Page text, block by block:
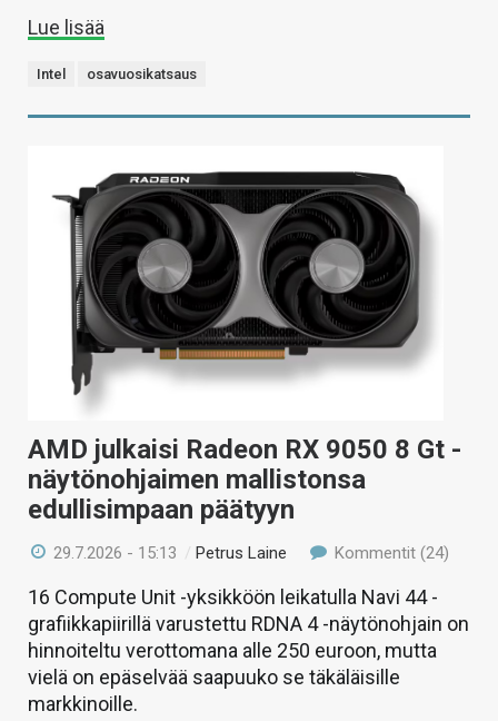
Lue lisää
Intel osavuosikatsaus
AMD julkaisi Radeon RX 9050 8 Gt -
näytönohjaimen mallistonsa
edullisimpaan päätyyn
29.7.2026 - 15:13 /Petrus Laine Kommentit (24)
16 Compute Unit -yksikköön leikatulla Navi 44 -
grafiikkapiirillä varustettu RDNA 4 -näytönohjain on
hinnoiteltu verottomana alle 250 euroon, mutta
vielä on epäselvää saapuuko se täkäläisille
markkinoille.